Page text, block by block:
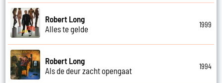
Robert Long
Alles te gelde
1999
Robert Long
Als de deur zacht opengaat
1994